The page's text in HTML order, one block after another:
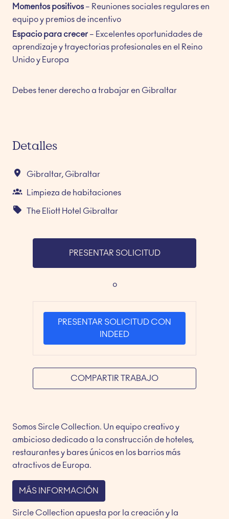
Momentos positivos– Reuniones sociales regulares en
equipo y premios de incentivo
Espacio para crecer – Excelentes oportunidades de
aprendizaje y trayectorias profesionales en el Reino
Unido y Europa
Debes tener derecho a trabajar en Gibraltar
Detalles
Gibraltar,Gibraltar
Limpieza de habitaciones
The Eliott Hotel Gibraltar
PRESENTAR SOLICITUD
o
PRESENTAR SOLICITUD CON
INDEED
COMPARTIR TRABAJO
Somos Sircle Collection. Un equipo creativo y
ambicioso dedicado a la construcción de hoteles,
restaurantes y bares únicos en los barrios más
atractivos de Europa.
MÁS INFORMACIÓN
Sircle Collection apuesta por la creación y la